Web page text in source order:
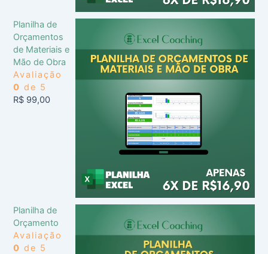
Planilha de
Orçamentos
de Materiais e
Mão de Obra
Avaliação
0 de 5
R$ 99,00
Planilha de
Orçamento
Avaliação
0 de 5